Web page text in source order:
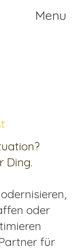
Menu
Ding.
oder
für